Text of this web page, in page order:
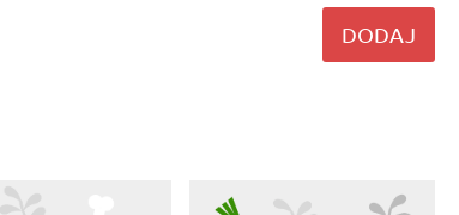
DODAJ